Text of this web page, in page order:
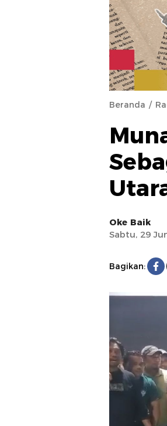
Beranda
Oke Baik
Sabtu, 29
Bagikan: